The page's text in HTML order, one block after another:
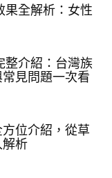
果全解析：女性
整介紹：台灣族
見問題一次看
位介紹，從草
析